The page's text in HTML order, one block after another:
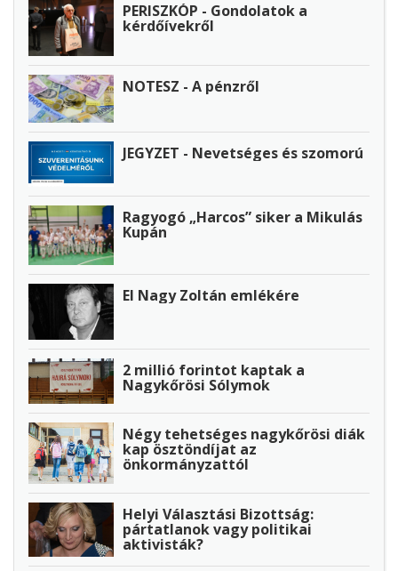
PERISZKÓP - Gondolatok a
kérdőívekről
NOTESZ - A pénzről
JEGYZET - Nevetséges és szomorú
Ragyogó „Harcos” siker a Mikulás
Kupán
El Nagy Zoltán emlékére
2 millió forintot kaptak a
Nagykőrösi Sólymok
Négy tehetséges nagykőrösi diák
kap ösztöndíjat az
önkormányzattól
Helyi Választási Bizottság:
pártatlanok vagy politikai
aktivisták?